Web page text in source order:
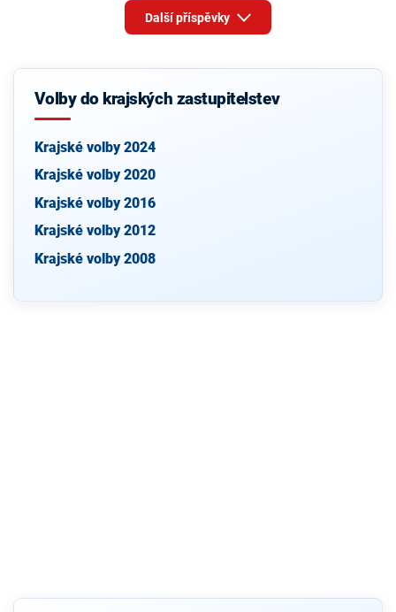
Další příspěvky
Volby do krajských zastupitelstev
Krajské volby 2024
Krajské volby 2020
Krajské volby 2016
Krajské volby 2012
Krajské volby 2008